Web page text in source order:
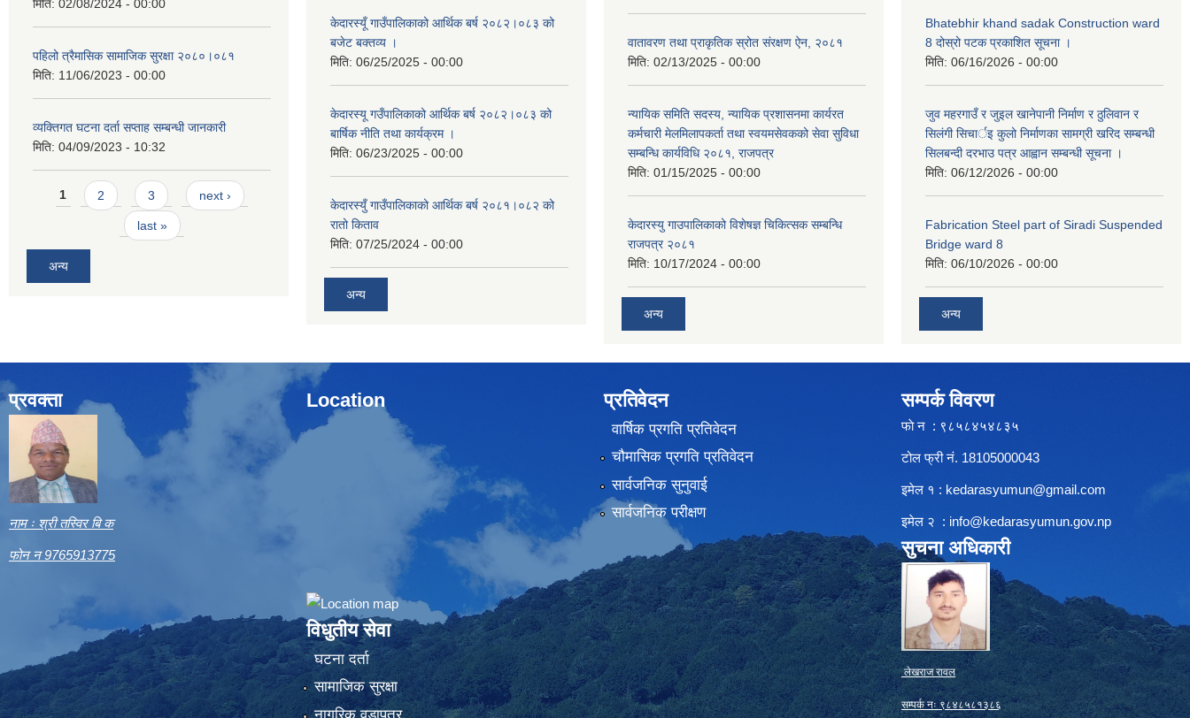
मिति: 02/08/2024 - 00:00
पहिलो त्रैमासिक सामाजिक सुरक्षा २०८०।०८१
मिति: 11/06/2023 - 00:00
व्यक्तिगत घटना दर्ता सप्ताह सम्बन्धी जानकारी
मिति: 04/09/2023 - 10:32
Pages
1 2 3 next ›
last »
अन्य
केदारस्यूँ गाउँपालिकाको आर्थिक बर्ष २०८२।०८३ को
बजेट बक्तव्य ।
मिति: 06/25/2025 - 00:00
केदारस्यू गउँपालिकाको आर्थिक बर्ष २०८२।०८३ को
बार्षिक नीति तथा कार्यक्रम ।
मिति: 06/23/2025 - 00:00
केदारस्युँ गाउँपालिकाको आर्थिक बर्ष २०८१।०८२ को
रातो किताव
मिति: 07/25/2024 - 00:00
अन्य
वातावरण तथा प्राकृतिक स्रोत संरक्षण ऐन, २०८१
मिति: 02/13/2025 - 00:00
न्यायिक समिति सदस्य, न्यायिक प्रशासनमा कार्यरत
कर्मचारी मेलमिलापकर्ता तथा स्वयमसेवकको सेवा सुविधा
सम्बन्धि कार्यविधि २०८१, राजपत्र
मिति: 01/15/2025 - 00:00
केदारस्यु गाउपालिकाको विशेषज्ञ चिकित्सक सम्बन्धि
राजपत्र २०८१
मिति: 10/17/2024 - 00:00
अन्य
Bhatebhir khand sadak Construction ward
8 दोस्रो पटक प्रकाशित सूचना ।
मिति: 06/16/2026 - 00:00
जुव महरगाउँ र जुइल खानेपानी निर्माण र ठुलिवान र
सिलंगी सिचार्इ कुलो निर्माणका सामग्री खरिद सम्बन्धी
सिलबन्दी दरभाउ पत्र आह्वान सम्बन्धी सूचना ।
मिति: 06/12/2026 - 00:00
Fabrication Steel part of Siradi Suspended
Bridge ward 8
मिति: 06/10/2026 - 00:00
अन्य
प्रवक्ता
नाम ः श्री तस्विर बि क
फोन न 9765913775
Location
Embed Google Map
विधुतीय सेवा
घटना दर्ता
सामाजिक सुरक्षा
प्रतिवेदन
वार्षिक प्रगति प्रतिवेदन
चौमासिक प्रगति प्रतिवेदन
सार्वजनिक सुनुवाई
सार्वजनिक परीक्षण
सम्पर्क विवरण
फाे न : ९८५८४५४८३५
टोल फ्री नं. 18105000043
इमेल १ : kedarasyumun@gmail.com
इमेल २ : info@kedarasyumun.gov.np
सुचना अधिकारी
लेखराज रावल
सम्पर्क नः ९८४८५८१३८६